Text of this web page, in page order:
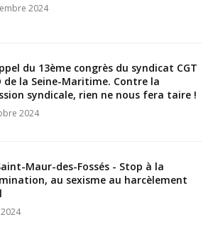
2024
du 13ème congrès du syndicat CGT
de la Seine-Maritime. Contre la
syndicale, rien ne nous fera taire !
2024
Maur-des-Fossés - Stop à la
au sexisme au harcèlement